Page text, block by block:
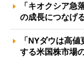
「キオクシア
の成長につな
「NYダウは高
する米国株市